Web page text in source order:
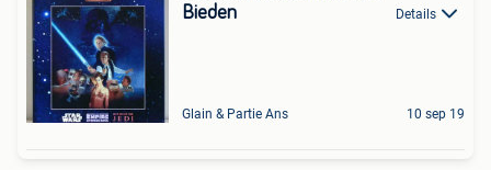
Bieden Details
Glain & Partie Ans 10 sep 19